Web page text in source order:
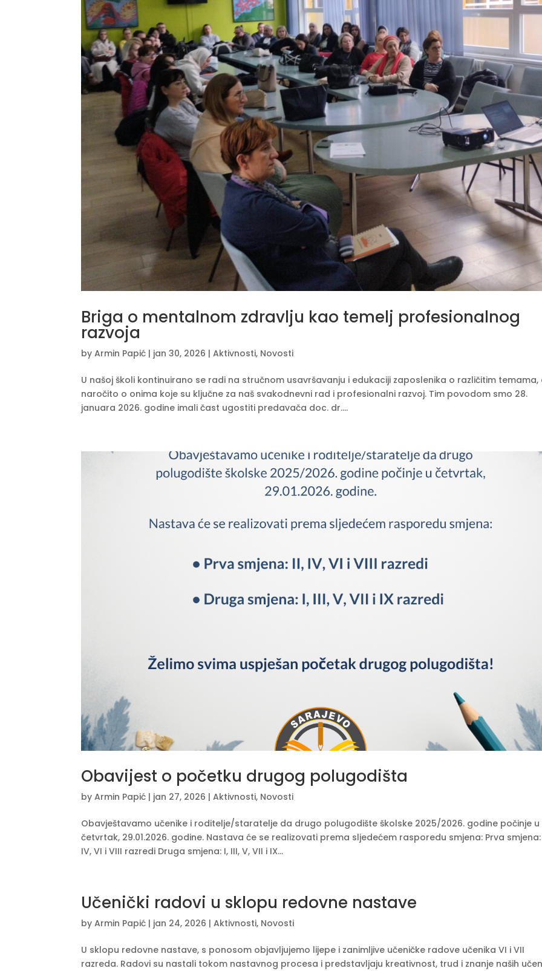
Briga o mentalnom zdravlju kao temelj profesionalnog
razvoja
byArmin Papić | jan 30, 2026 |Aktivnosti, Novosti
U našoj školi kontinuirano se radi na stručnom usavršavanju i edukaciji zaposlenika o različitim temama,
naročito o onima koje su ključne za naš svakodnevni rad i profesionalni razvoj. Tim povodom smo 28.
januara 2026. godine imali čast ugostiti predavača doc. dr....
Obavijest o početku drugog polugodišta
byArmin Papić | jan 27, 2026 |Aktivnosti, Novosti
Obavještavamo učenike i roditelje/staratelje da drugo polugodište školske 2025/2026. godine počinje u
četvrtak, 29.01.2026. godine. Nastava će se realizovati prema sljedećem rasporedu smjena: Prva smjena:
IV, VI i VIII razredi Druga smjena: I, III, V, VII i IX...
Učenički radovi u sklopu redovne nastave
byArmin Papić | jan 24, 2026 |Aktivnosti, Novosti
U sklopu redovne nastave, s ponosom objavljujemo lijepe i zanimljive učeničke radove učenika VI i VII
razreda. Radovi su nastali tokom nastavnog procesa i predstavljaju kreativnost, trud i znanje naših